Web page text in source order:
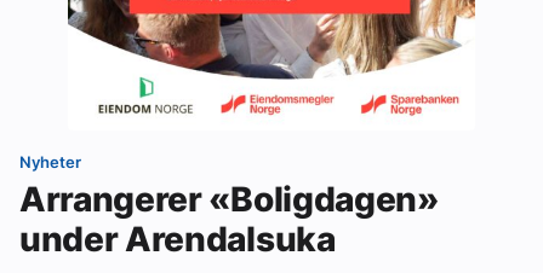
Nyheter
Arrangerer «Boligdagen»
under Arendalsuka